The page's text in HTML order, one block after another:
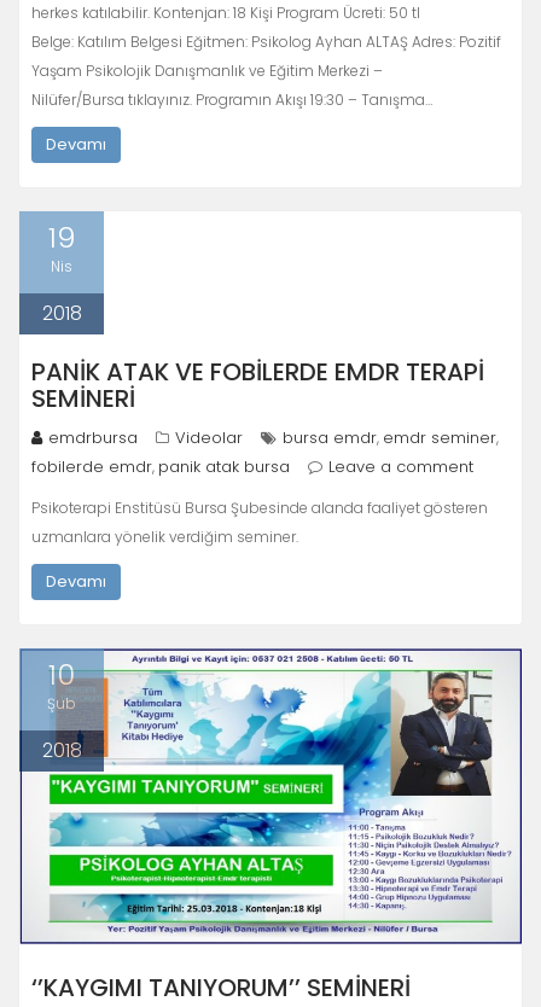
herkes katılabilir. Kontenjan: 18 Kişi Program Ücreti: 50 tl
Belge: Katılım Belgesi Eğitmen: Psikolog Ayhan ALTAŞ Adres: Pozitif
Yaşam Psikolojik Danışmanlık ve Eğitim Merkezi –
Nilüfer/Bursa tıklayınız. Programın Akışı 19:30 – Tanışma…
Devamı
19
Nis
2018
PANIK ATAK VE FOBILERDE EMDR TERAPI
SEMINERI
emdrbursa Videolar bursa emdr, emdr seminer,
fobilerde emdr, panik atak bursa Leave a comment
Psikoterapi Enstitüsü Bursa Şubesinde alanda faaliyet gösteren
uzmanlara yönelik verdiğim seminer.
Devamı
10
Şub
2018
‘’KAYGIMI TANIYORUM’’ SEMİNERİ